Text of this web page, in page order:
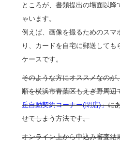
ところが、書類提出の場面以降
ゃいます。
例えば、画像を撮るためのスマ
り、カードを自宅に郵送しても
ケースです。
そのような方にオススメなのが
順を横浜市青葉区もえぎ野周辺
丘自動契約コーナー(閉店)」に
せてしまう方法です。
オンライン上から申込み審査結